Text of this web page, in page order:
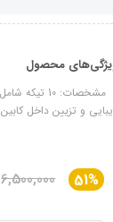
محصول
و تزیین داخل کابین 2 سال گارانتی کیفیت
51%
6,500,000